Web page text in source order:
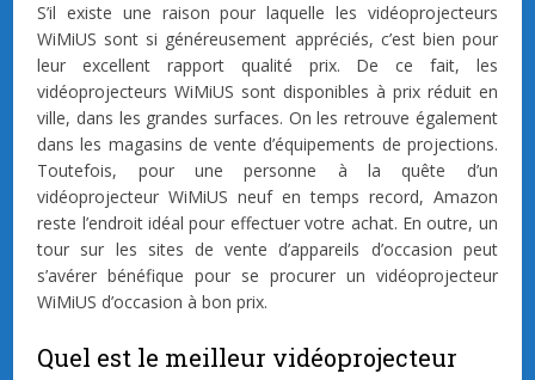
S’il existe une raison pour laquelle les vidéoprojecteurs
WiMiUS sont si généreusement appréciés, c’est bien pour
leur excellent rapport qualité prix. De ce fait, les
vidéoprojecteurs WiMiUS sont disponibles à prix réduit en
ville, dans les grandes surfaces. On les retrouve également
dans les magasins de vente d’équipements de projections.
Toutefois, pour une personne à la quête d’un
vidéoprojecteur WiMiUS neuf en temps record, Amazon
reste l’endroit idéal pour effectuer votre achat. En outre, un
tour sur les sites de vente d’appareils d’occasion peut
s’avérer bénéfique pour se procurer un vidéoprojecteur
WiMiUS d’occasion à bon prix.
Quel est le meilleur vidéoprojecteur